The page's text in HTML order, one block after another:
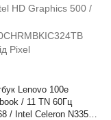
Lenovo 100e
/ 11 TN 60Гц
/ Intel Celeron N3350 /